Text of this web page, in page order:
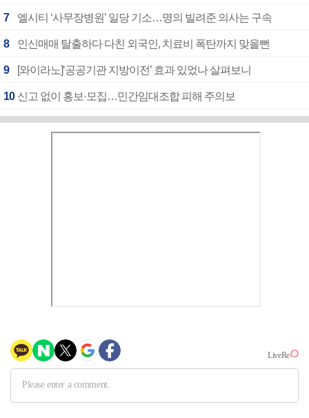
7 엘시티 ‘사무장병원’ 일당 기소…명의 빌려준 의사는 구속
8 인신매매 탈출하다 다친 외국인, 치료비 폭탄까지 맞을뻔
9 [와이라노]‘공공기관 지방이전’ 효과 있었나 살펴보니
10 신고 없이 홍보·모집…민간임대조합 피해 주의보